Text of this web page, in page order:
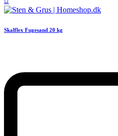
Skalflex Fugesand 20 kg